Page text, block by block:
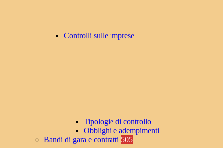
Controlli sulle imprese
Tipologie di controllo
Obblighi e adempimenti
Bandi di gara e contratti 505